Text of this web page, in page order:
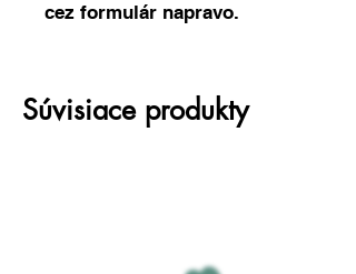
cez formulár napravo.
Súvisiace produkty